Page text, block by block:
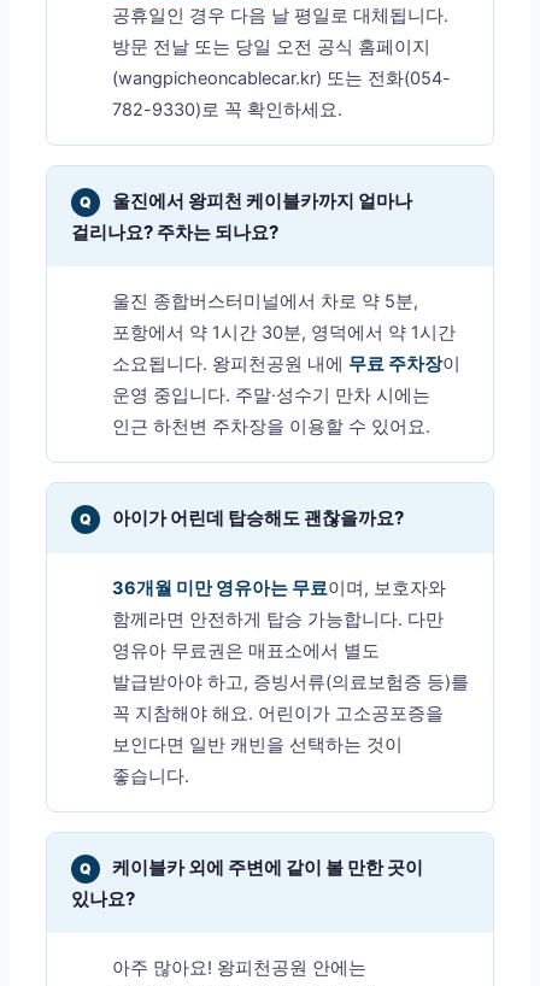
공휴일인 경우 다음 날 평일로 대체됩니다.
방문 전날 또는 당일 오전 공식 홈페이지
(wangpicheoncablecar.kr) 또는 전화(054-
782-9330)로 꼭 확인하세요.
Q
울진에서 왕피천 케이블카까지 얼마나
걸리나요? 주차는 되나요?
울진 종합버스터미널에서 차로 약 5분,
포항에서 약 1시간 30분, 영덕에서 약 1시간
소요됩니다. 왕피천공원 내에 무료 주차장이
운영 중입니다. 주말·성수기 만차 시에는
인근 하천변 주차장을 이용할 수 있어요.
Q 아이가 어린데 탑승해도 괜찮을까요?
36개월 미만 영유아는 무료이며, 보호자와
함께라면 안전하게 탑승 가능합니다. 다만
영유아 무료권은 매표소에서 별도
발급받아야 하고, 증빙서류(의료보험증 등)를
꼭 지참해야 해요. 어린이가 고소공포증을
보인다면 일반 캐빈을 선택하는 것이
좋습니다.
Q
케이블카 외에 주변에 같이 볼 만한 곳이
있나요?
아주 많아요! 왕피천공원 안에는